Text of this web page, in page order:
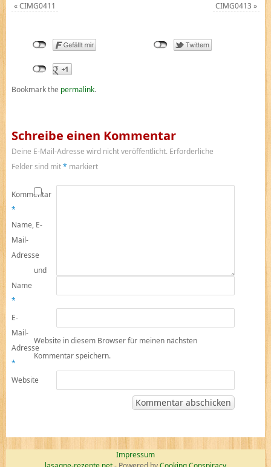
«CIMG0411 CIMG0413 »
Bookmark the permalink.
Schreibe einen Kommentar
Deine E-Mail-Adresse wird nicht veröffentlicht. Erforderliche
Felder sind mit* markiert
Kommentar
*
Name
*
E-
Mail-
Adresse
*
Website
Name, E-
Mail-
Adresse
und
Website in diesem Browser für meinen nächsten
Kommentar speichern.
Impressum